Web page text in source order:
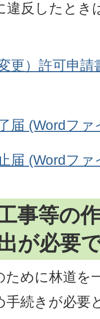
違反したとき
更）許可申
届 (Wordフ
届 (Wordフ
事等の
が必要
ために林道を
手続きが必要